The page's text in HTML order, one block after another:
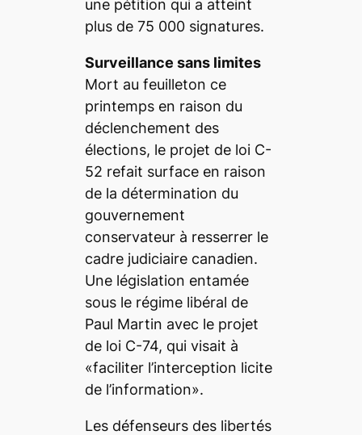
une pétition qui a atteint
plus de 75 000 signatures.
Surveillance sans limites
Mort au feuilleton ce
printemps en raison du
déclenchement des
élections, le projet de loi C-
52 refait surface en raison
de la détermination du
gouvernement
conservateur à resserrer le
cadre judiciaire canadien.
Une législation entamée
sous le régime libéral de
Paul Martin avec le projet
de loi C-74, qui visait à
«faciliter l’interception licite
de l’information».
Les défenseurs des libertés